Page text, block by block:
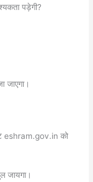
पड़ेगी?
जाएगा।
eshram.gov.in को
जायगा।